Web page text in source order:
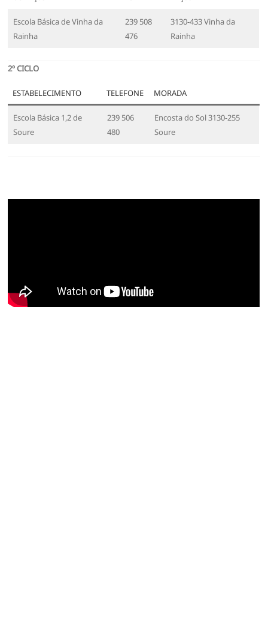
Escola Básica de Vinha da
Rainha
239 508
476
3130-433 Vinha da
Rainha
2º CICLO
ESTABELECIMENTO TELEFONE MORADA
Escola Básica 1,2 de
Soure
239 506
480
Encosta do Sol 3130-255
Soure